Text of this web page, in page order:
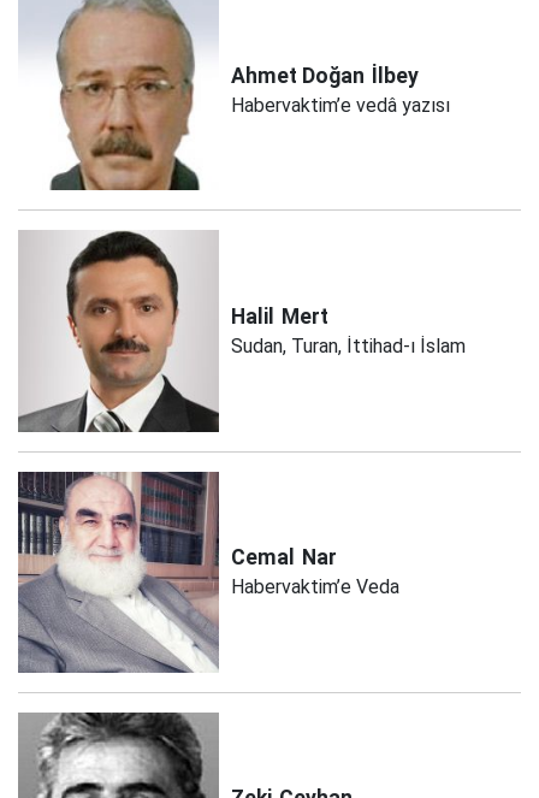
Ahmet Doğan İlbey
Habervaktim’e vedâ yazısı
Halil Mert
Sudan, Turan, İttihad-ı İslam
Cemal Nar
Habervaktim’e Veda